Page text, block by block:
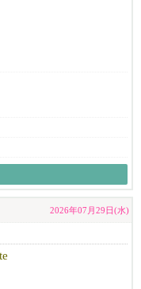
い。
で働いて頂けるスタッ
年本社は埼玉県。日本
玉の片田舎の一飲食店
4代目当主である私が20
経験を通じ、世界にお
調理技巧の素晴らし
しい日本の食文化を世
2026年07月29日(水)